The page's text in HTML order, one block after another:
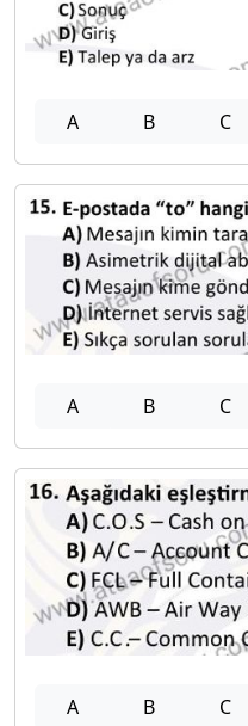
A B C
A B C
A B C